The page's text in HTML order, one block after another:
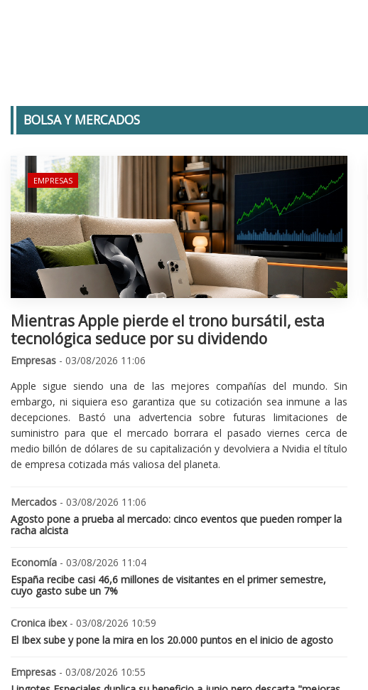
BOLSA Y MERCADOS
EMPRESAS
Mientras Apple pierde el trono bursátil, esta
tecnológica seduce por su dividendo
Empresas - 03/08/2026 11:06
Apple sigue siendo una de las mejores compañías del mundo. Sin
embargo, ni siquiera eso garantiza que su cotización sea inmune a las
decepciones. Bastó una advertencia sobre futuras limitaciones de
suministro para que el mercado borrara el pasado viernes cerca de
medio billón de dólares de su capitalización y devolviera a Nvidia el título
de empresa cotizada más valiosa del planeta.
Mercados - 03/08/2026 11:06
Agosto pone a prueba al mercado: cinco eventos que pueden romper la
racha alcista
Economía - 03/08/2026 11:04
España recibe casi 46,6 millones de visitantes en el primer semestre,
cuyo gasto sube un 7%
Cronica ibex- 03/08/2026 10:59
El Ibex sube y pone la mira en los 20.000 puntos en el inicio de agosto
Empresas - 03/08/2026 10:55